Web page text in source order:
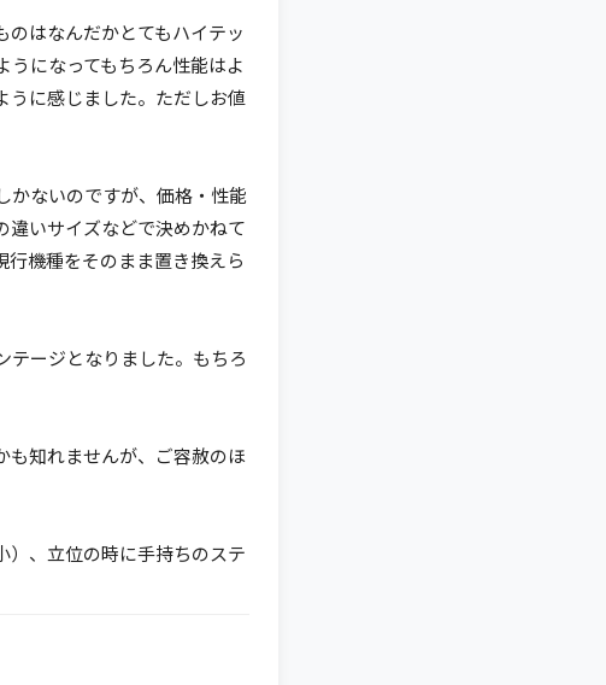
はなんだかとてもハイテッ
になってもちろん性能はよ
うに感じました。ただしお値
かないのですが、価格・性能
違いサイズなどで決めかねて
機種をそのまま置き換えら
ージとなりました。もちろ
も知れませんが、ご容赦のほ
、立位の時に手持ちのステ